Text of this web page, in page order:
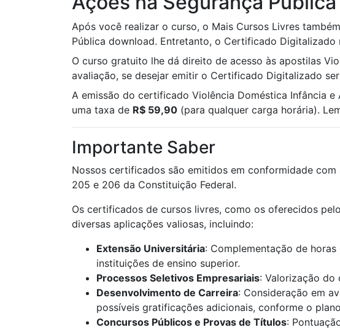
Após você realizar o curso, o Mais Cursos Livres
Pública download. Entretanto, o Certificado Digitalizado
O curso gratuito lhe dá direito de acesso às apostilas
avaliação, se desejar emitir o Certificado Digitalizado
A emissão do certificado Violência Doméstica Infância
uma taxa de R$ 59,90 (para qualquer carga horária).
Importante Saber
Nossos certificados são emitidos em conformidade com
205 e 206 da Constituição Federal.
Os certificados de cursos livres, como os oferecidos
diversas aplicações valiosas, incluindo:
Extensão Universitária: Complementação de
instituições de ensino superior.
Processos Seletivos Empresariais: Valorização do
Desenvolvimento de Carreira: Consideração em
possíveis gratificações adicionais, conforme o
Concursos Públicos e Provas de Títulos: